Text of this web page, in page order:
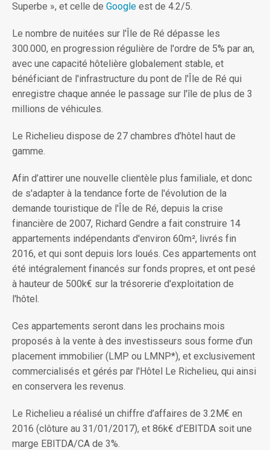
Superbe », et celle de Google est de 4.2/5.
Le nombre de nuitées sur l'Île de Ré dépasse les
300.000, en progression régulière de l'ordre de 5% par an,
avec une capacité hôtelière globalement stable, et
bénéficiant de l'infrastructure du pont de l'Île de Ré qui
enregistre chaque année le passage sur l'île de plus de 3
millions de véhicules.
Le Richelieu dispose de 27 chambres d’hôtel haut de
gamme.
Afin d’attirer une nouvelle clientèle plus familiale, et donc
de s'adapter à la tendance forte de l'évolution de la
demande touristique de l'Île de Ré, depuis la crise
financière de 2007, Richard Gendre a fait construire 14
appartements indépendants d'environ 60m², livrés fin
2016, et qui sont depuis lors loués. Ces appartements ont
été intégralement financés sur fonds propres, et ont pesé
à hauteur de 500k€ sur la trésorerie d'exploitation de
l'hôtel.
Ces appartements seront dans les prochains mois
proposés à la vente à des investisseurs sous forme d’un
placement immobilier (LMP ou LMNP*), et exclusivement
commercialisés et gérés par l'Hôtel Le Richelieu, qui ainsi
en conservera les revenus.
Le Richelieu a réalisé un chiffre d’affaires de 3.2M€ en
2016 (clôture au 31/01/2017), et 86k€ d’EBITDA soit une
marge EBITDA/CA de 3%.